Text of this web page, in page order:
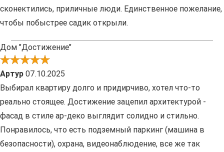
сконектились, приличные люди. Единственное пожелание,
чтобы побыстрее садик открыли.
Дом "Достижение"
Артур 07.10.2025
Выбирал квартиру долго и придирчиво, хотел что-то
реально стоящее. Достижение зацепил архитектурой -
фасад в стиле ар-деко выглядит солидно и стильно.
Понравилось, что есть подземный паркинг (машина в
безопасности), охрана, видеонаблюдение, все же так